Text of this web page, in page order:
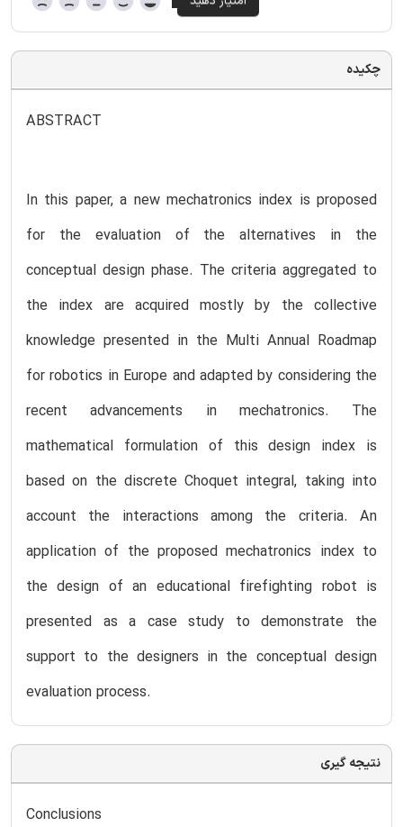
چکیده
ABSTRACT
In this paper, a new mechatronics index is proposed
for the evaluation of the alternatives in the
conceptual design phase. The criteria aggregated to
the index are acquired mostly by the collective
knowledge presented in the Multi Annual Roadmap
for robotics in Europe and adapted by considering the
recent advancements in mechatronics. The
mathematical formulation of this design index is
based on the discrete Choquet integral, taking into
account the interactions among the criteria. An
application of the proposed mechatronics index to
the design of an educational firefighting robot is
presented as a case study to demonstrate the
support to the designers in the conceptual design
evaluation process.
نتیجه گیری
Conclusions